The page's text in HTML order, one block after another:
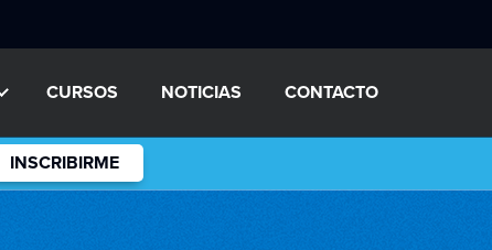
CURSOS NOTICIAS CONTACTO
INSCRIBIRME